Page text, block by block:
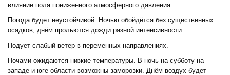
влияние поля пониженного атмосферного давления.
Погода будет неустойчивой. Ночью обойдётся без существенных
осадков, днём прольются дожди разной интенсивности.
Подует слабый ветер в переменных направлениях.
Ночами ожидаются низкие температуры. В ночь на субботу на
западе и юге области возможны заморозки. Днём воздух будет